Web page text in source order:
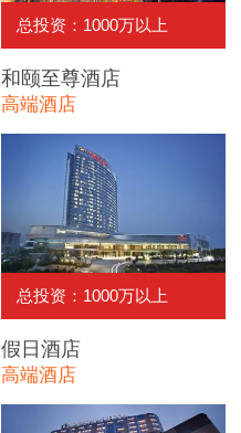
总投资：1000万以上
和颐至尊酒店
高端酒店
总投资：1000万以上
假日酒店
高端酒店